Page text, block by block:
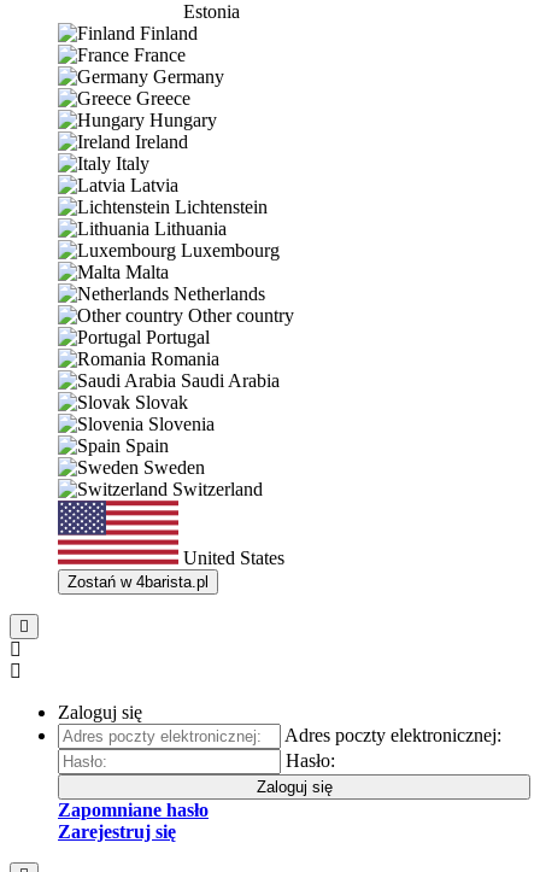
Estonia
Finland
France
Germany
Greece
Hungary
Ireland
Italy
Latvia
Lichtenstein
Lithuania
Luxembourg
Malta
Netherlands
Other country
Portugal
Romania
Saudi Arabia
Slovak
Slovenia
Spain
Sweden
Switzerland
United States
Zostań w 4barista.pl
Zaloguj się
Adres poczty elektronicznej:
Hasło:
Zaloguj się
Zapomniane hasło
Zarejestruj się